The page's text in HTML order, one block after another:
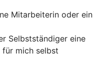
Mitarbeiterin oder ein
Selbstständiger eine
für mich selbst